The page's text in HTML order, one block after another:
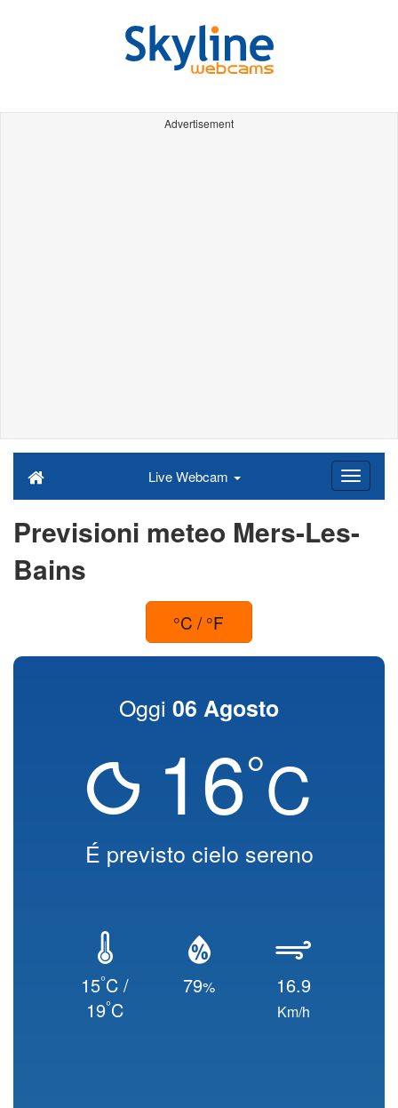
Advertisement
Live Webcam
Previsioni meteo Mers-Les-
Bains
°C / °F
Oggi 06 Agosto
16°C
É previsto cielo sereno
15°C /
19°C
79% 16.9
Km/h